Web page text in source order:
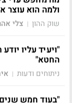
ולמה הוא
שוק ההון | צלי
"ויעיד עליו
החטא"
ניתוחים ודעות |